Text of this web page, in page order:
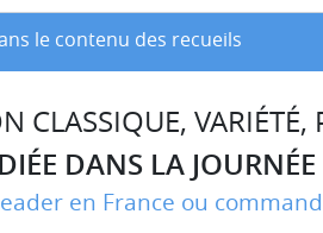
le contenu des recueils
CLASSIQUE, VARIÉTÉ,
DANS LA JOURNÉE
en France ou